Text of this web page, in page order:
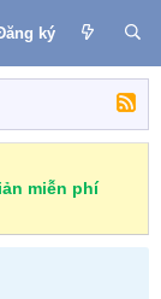
ký
miễn phí